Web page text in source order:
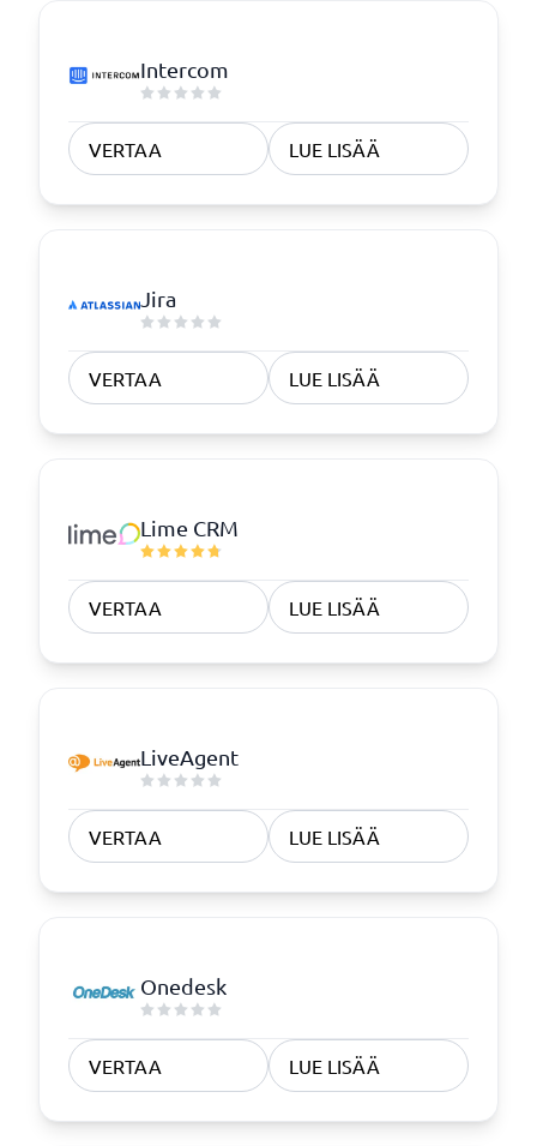
Intercom
VERTAA LUE LISÄÄ
Jira
VERTAA LUE LISÄÄ
Lime CRM
VERTAA LUE LISÄÄ
LiveAgent
VERTAA LUE LISÄÄ
Onedesk
VERTAA LUE LISÄÄ